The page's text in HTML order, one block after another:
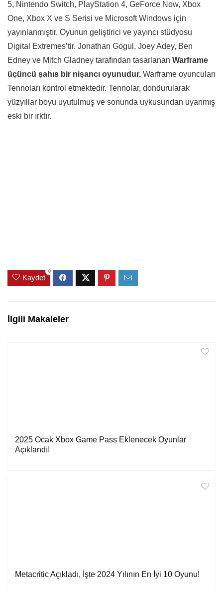
5, Nintendo Switch, PlayStation 4, GeForce Now, Xbox
One, Xbox X ve S Serisi ve Microsoft Windows için
yayınlanmıştır. Oyunun geliştirici ve yayıncı stüdyosu
Digital Extremes’tir. Jonathan Gogul, Joey Adey, Ben
Edney ve Mitch Gladney tarafından tasarlanan Warframe
üçüncü şahıs bir nişancı oyunudur. Warframe oyuncuları
Tennoları kontrol etmektedir. Tennolar, dondurularak
yüzyıllar boyu uyutulmuş ve sonunda uykusundan uyanmış
eski bir ırktır.
Kaydet
0
İlgili Makaleler
2025 Ocak Xbox Game Pass Eklenecek Oyunlar
Açıklandı!
Metacritic Açıkladı, İşte 2024 Yılının En İyi 10 Oyunu!